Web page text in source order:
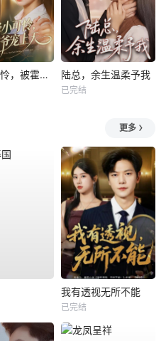
天降小可怜，被霍爷宠上天 陆总，余生温柔予我
已完结
更多
我有透视无所不能
已完结